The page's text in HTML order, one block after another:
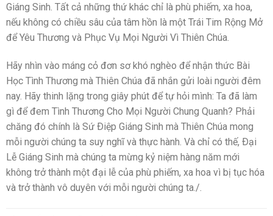
Giáng Sinh. Tất cả những thứ khác chỉ là phù phiếm, xa hoa,
nếu không có chiều sâu của tâm hồn là một Trái Tim Rộng Mở
để Yêu Thương và Phục Vụ Mọi Người Vì Thiên Chúa.
Hãy nhìn vào máng cỏ đơn sơ khó nghèo để nhận thức Bài
Học Tình Thương mà Thiên Chúa đã nhắn gửi loài người đêm
nay. Hãy thinh lặng trong giây phút để tự hỏi mình: Ta đã làm
gì để đem Tình Thương Cho Mọi Người Chung Quanh? Phải
chăng đó chính là Sứ Ðiệp Giáng Sinh mà Thiên Chúa mong
mỗi người chúng ta suy nghĩ và thực hành. Và chỉ có thế, Ðại
Lễ Giáng Sinh mà chúng ta mừng kỷ niệm hàng năm mới
không trở thành một đại lễ của phù phiếm, xa hoa vì bị tục hóa
và trở thành vô duyên với mỗi người chúng ta./.